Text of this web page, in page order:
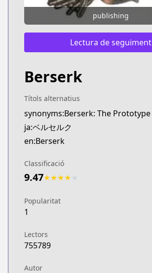
publishing
Lectura de seguiment
Berserk
Títols alternatius
synonyms:Berserk: The Prototype
ja:ベルセルク
en:Berserk
Classificació
9.47★★★★
Popularitat
1
Lectors
755789
Autor